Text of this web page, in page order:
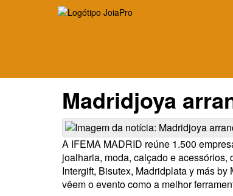
Madridjoya
A IFEMA MADRID reúne 1.500
joalharia, moda, calçado e acessórios,
Intergift, Bisutex, Madridplata y más
vêem o evento como a melhor